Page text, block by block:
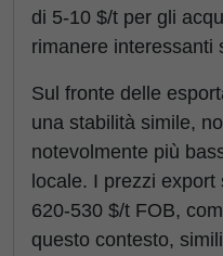
di 5-10 $/t per gli
rimanere interessanti
Sul fronte delle
una stabilità simile,
notevolmente più
locale. I prezzi
620-530 $/t FOB,
questo contesto,